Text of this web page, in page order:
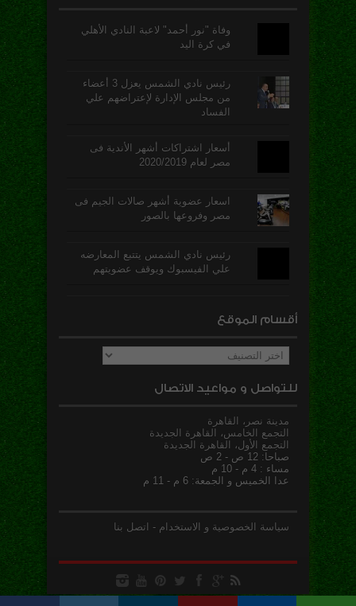
وفاة "نور أحمد" لاعبة النادي الأهلي
في كرة اليد
رئيس نادي الشمس يعزل 3 أعضاء
من مجلس الإدارة لإعتراضهم علي
الفساد
أسعار اشتراكات أشهر الأندية فى
مصر لعام 2020/2019
اسعار عضوية أشهر صالات الجيم فى
مصر وفروعها بالصور
رئيس نادي الشمس يتتبع المعارضه
علي الفيسبوك ويوقف عضويتهم
أقسام الموقع
أقسام
الموقع
للتواصل و مواعيد الاتصال
مدينة نصر، القاهرة
التجمع الخامس، القاهرة الجديدة
التجمع الأول، القاهرة الجديدة
صباحا: 12 ص - 2 ص
مساء : 4 م - 10 م
عدا الخميس و الجمعة: 6 م - 11 م
سياسة الخصوصية و الاستخدام - اتصل بنا